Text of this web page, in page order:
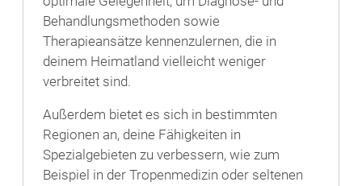
Behandlungsmethoden sowie
Therapieansätze kennenzulernen, die in
deinem Heimatland vielleicht weniger
verbreitet sind.
Außerdem bietet es sich in bestimmten
Regionen an, deine Fähigkeiten in
Spezialgebieten zu verbessern, wie zum
Beispiel in der Tropenmedizin oder seltenen